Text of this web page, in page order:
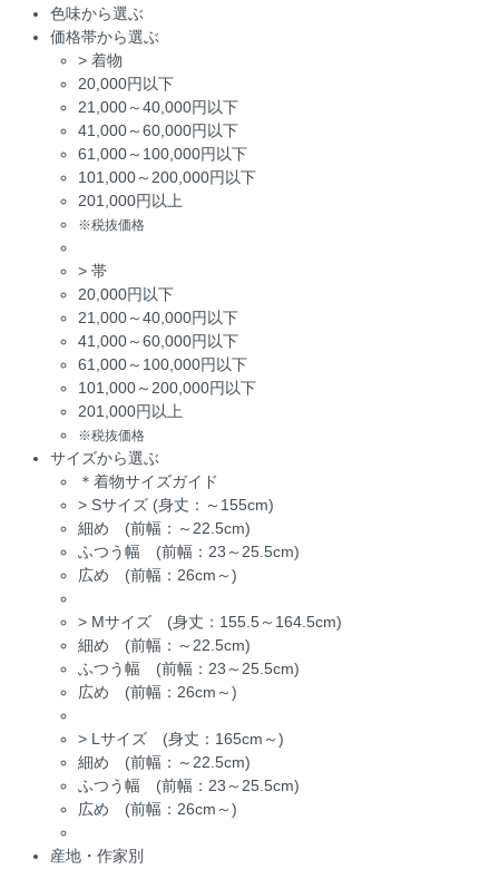
色味から選ぶ
価格帯から選ぶ
> 着物
20,000円以下
21,000～40,000円以下
41,000～60,000円以下
61,000～100,000円以下
101,000～200,000円以下
201,000円以上
※税抜価格
> 帯
20,000円以下
21,000～40,000円以下
41,000～60,000円以下
61,000～100,000円以下
101,000～200,000円以下
201,000円以上
※税抜価格
サイズから選ぶ
＊着物サイズガイド
> Sサイズ (身丈：～155cm)
細め (前幅：～22.5cm)
ふつう幅 (前幅：23～25.5cm)
広め (前幅：26cm～)
> Mサイズ (身丈：155.5～164.5cm)
細め (前幅：～22.5cm)
ふつう幅 (前幅：23～25.5cm)
広め (前幅：26cm～)
> Lサイズ (身丈：165cm～)
細め (前幅：～22.5cm)
ふつう幅 (前幅：23～25.5cm)
広め (前幅：26cm～)
産地・作家別